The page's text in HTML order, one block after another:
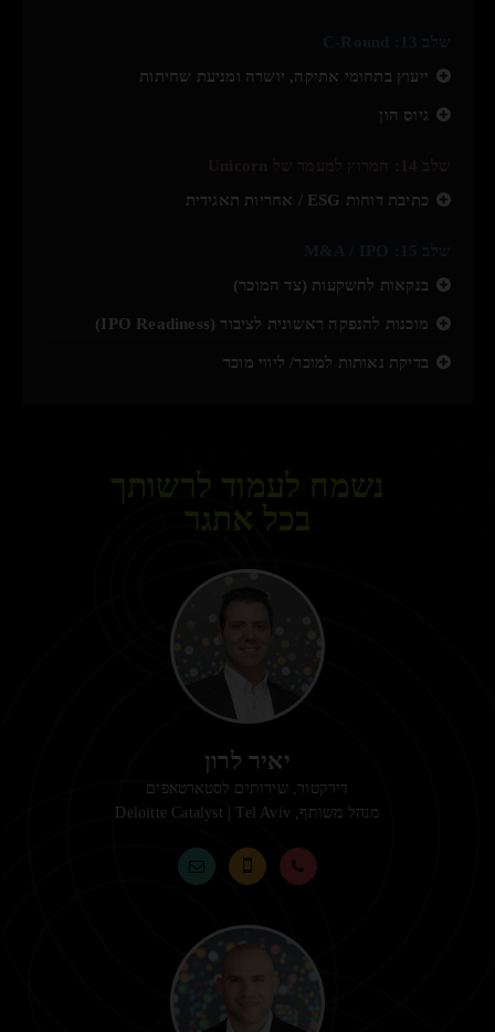
ייעוץ בתחומי אתיקה, יושרה ומניעת שחיתות
גיוס הון
כתיבת דוחות ESG / אחריות תאגידית
בנקאות להשקעות (צד המוכר)
מוכנות להנפקה ראשונית לציבור (IPO Readiness)
בדיקת נאותות למוכר/ ליווי מוכר
נשמח לעמוד לרשותך
בכל אתגר
יאיר לרון
דירקטור, שירותים לסטארטאפים
מנהל משותף, Deloitte Catalyst | Tel Aviv